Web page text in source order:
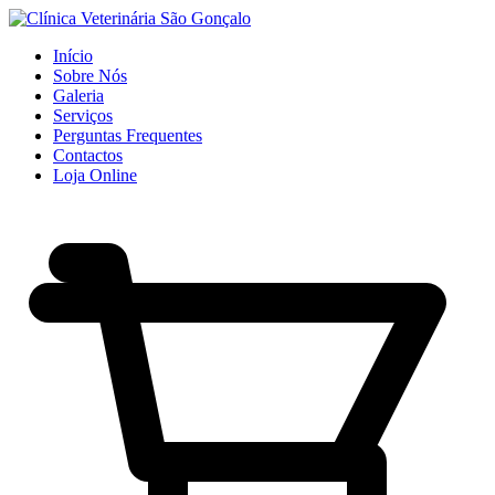
Início
Sobre Nós
Galeria
Serviços
Perguntas Frequentes
Contactos
Loja Online